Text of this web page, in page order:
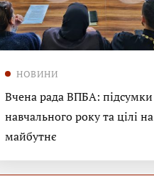
НОВИНИ
Вчена рада ВПБА: підсумки
навчального року та цілі на
майбутнє